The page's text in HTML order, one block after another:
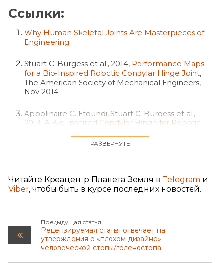
Ссылки:
Why Human Skeletal Joints Are Masterpieces of
Engineering
Stuart C. Burgess et al., 2014, Performance Maps
for a Bio-Inspired Robotic Condylar Hinge Joint,
The American Society of Mechanical Engineers,
Nov 2014
Appolinaire C. Etoundi, Stuart C. Burgess et al.,
2013, A Bio-Inspired Condylar Hinge for Robotic
Engineers, June 27, 2013
Reconstruction: A 21-Year Population-Based
Study, PubMed, 2016 Jun 44(6): pp. 1502-7
Fracture, StatPearls, 2023 Jan
РАЗВЕРНУТЬ
Читайте Креацентр Планета Земля в Telegram и
Viber, чтобы быть в курсе последних новостей.
Предыдущая статья
Рецензируемая статья отвечает на
утверждения о «плохом дизайне»
человеческой стопы/голеностопа